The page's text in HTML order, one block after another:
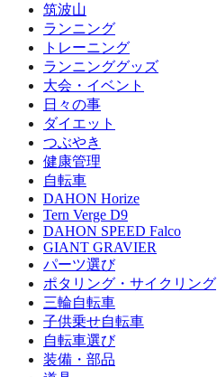
筑波山
ランニング
トレーニング
ランニンググッズ
大会・イベント
日々の事
ダイエット
つぶやき
健康管理
自転車
DAHON Horize
Tern Verge D9
DAHON SPEED Falco
GIANT GRAVIER
パーツ選び
ポタリング・サイクリング
三輪自転車
子供乗せ自転車
自転車選び
装備・部品